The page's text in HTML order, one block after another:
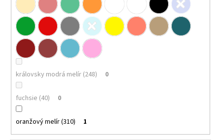
královsky modrá melír (248) 0
fuchsie (40) 0
oranžový melír (310) 1